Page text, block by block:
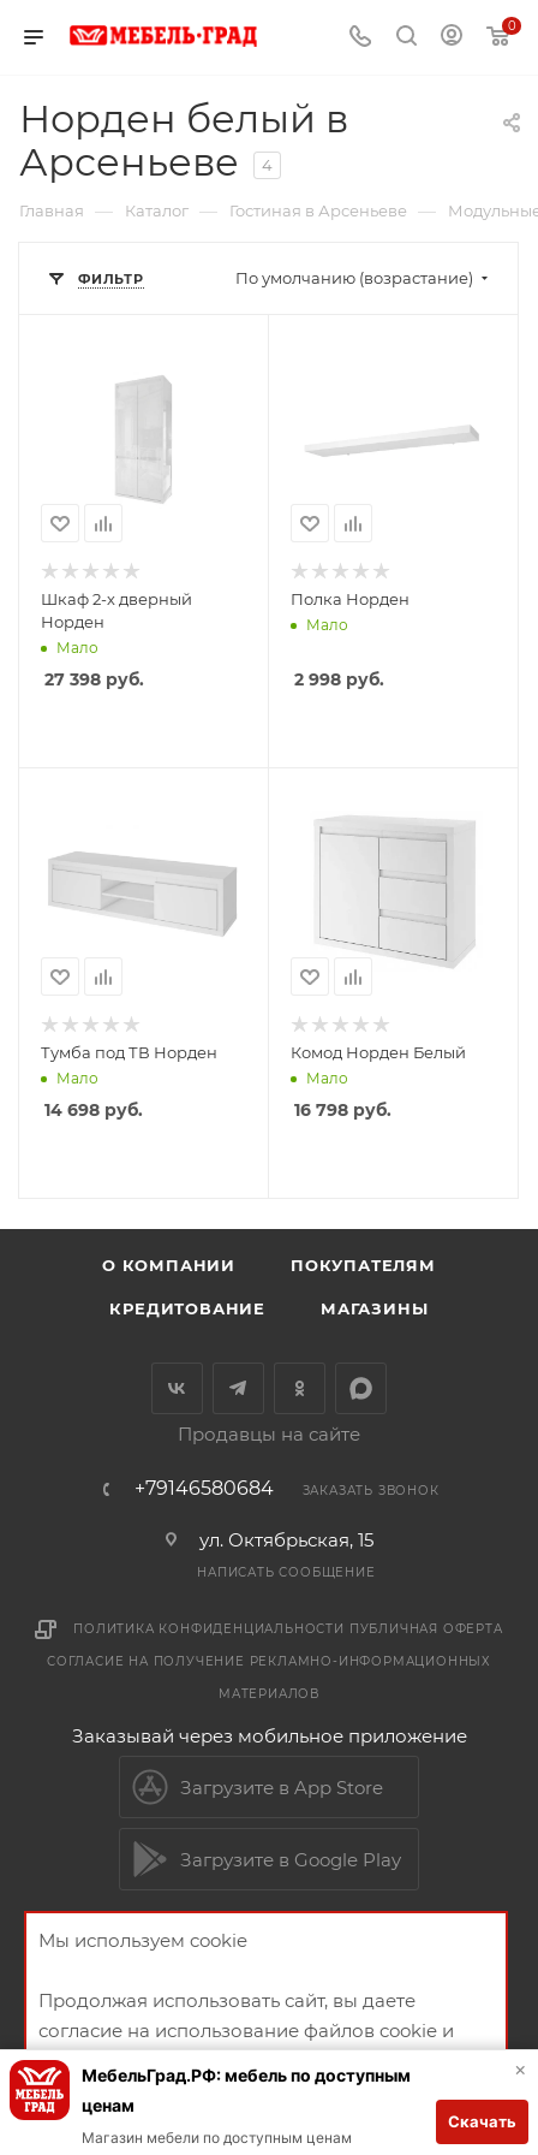
0
Норден белый в
Арсеньеве
4
Главная — Каталог — Гостиная в Арсеньеве —
ФИЛЬТР По умолчанию (возрастание)
Шкаф 2-х дверный
Норден
Мало
27 398 руб.
Полка Норден
Мало
2 998 руб.
Тумба под ТВ Норден
Мало
14 698 руб.
Комод Норден Белый
Мало
16 798 руб.
О КОМПАНИИ ПОКУПАТЕЛЯМ
КРЕДИТОВАНИЕ МАГАЗИНЫ
Продавцы на сайте
+79146580684 ЗАКАЗАТЬ ЗВОНОК
ул. Октябрьская, 15
НАПИСАТЬ СООБЩЕНИЕ
ПОЛИТИКА КОНФИДЕНЦИАЛЬНОСТИ ПУБЛИЧНАЯ ОФЕРТА
СОГЛАСИЕ НА ПОЛУЧЕНИЕ РЕКЛАМНО-ИНФОРМАЦИОННЫХ
МАТЕРИАЛОВ
Заказывай через мобильное приложение
Загрузите в App Store
Загрузите в Google Play
Мы используем cookie
Продолжая использовать сайт, вы даете
согласие на использование файлов cookie и
политикой конфиденциальности
ХОРОШО
×
МебельГрад.РФ: мебель по доступным
ценам
Магазин мебели по доступным ценам
Скачать